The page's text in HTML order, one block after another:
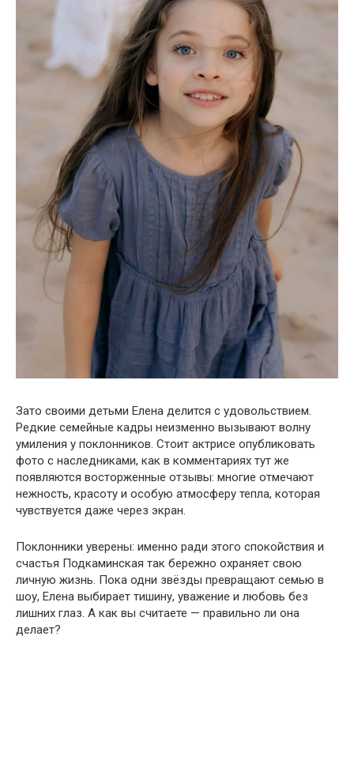
Зато своими детьми Елена делится с удовольствием.
Редкие семейные кадры неизменно вызывают волну
умиления у поклонников. Стоит актрисе опубликовать
фото с наследниками, как в комментариях тут же
появляются восторженные отзывы: многие отмечают
нежность, красоту и особую атмосферу тепла, которая
чувствуется даже через экран.
Поклонники уверены: именно ради этого спокойствия и
счастья Подкаминская так бережно охраняет свою
личную жизнь. Пока одни звёзды превращают семью в
шоу, Елена выбирает тишину, уважение и любовь без
лишних глаз. А как вы считаете — правильно ли она
делает?